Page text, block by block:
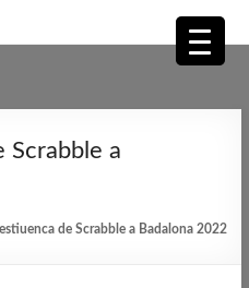
Scrabble a
de Scrabble a Badalona 2022